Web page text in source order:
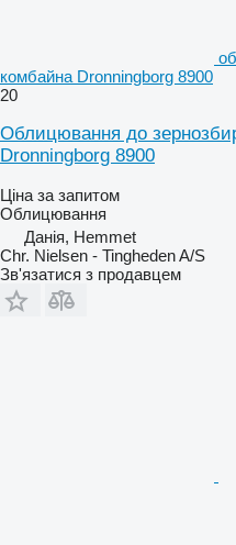
комбайна Dronningborg 8900
20
Облицювання до
Dronningborg 8900
Ціна за запитом
Облицювання
Данія, Hemmet
Chr. Nielsen - Tingheden A/S
Зв'язатися з продавцем